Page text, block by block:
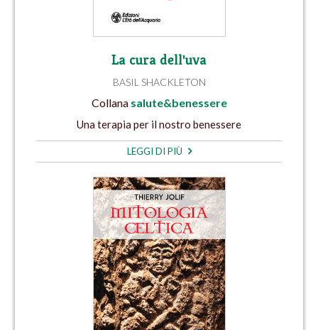
La cura dell'uva
BASIL SHACKLETON
Collana salute&benessere
Una terapia per il nostro benessere
LEGGI DI PIÙ